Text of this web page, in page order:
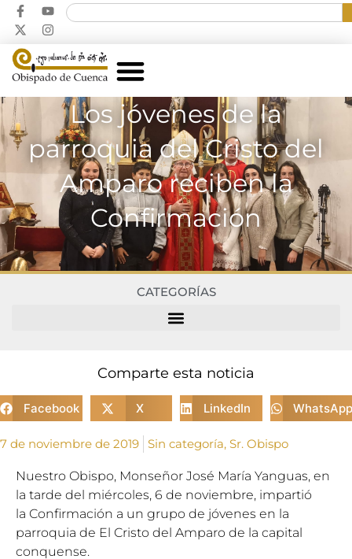
Los jóvenes de la
parroquia del Cristo del
Amparo reciben la
Confirmación
CATEGORÍAS
Comparte esta noticia
Facebook X LinkedIn WhatsApp
7 de noviembre de 2019 Sin categoría, Sr. Obispo
Nuestro Obispo, Monseñor José María Yanguas, en
la tarde del miércoles, 6 de noviembre, impartió
la Confirmación a un grupo de jóvenes en la
parroquia de El Cristo del Amparo de la capital
conquense.